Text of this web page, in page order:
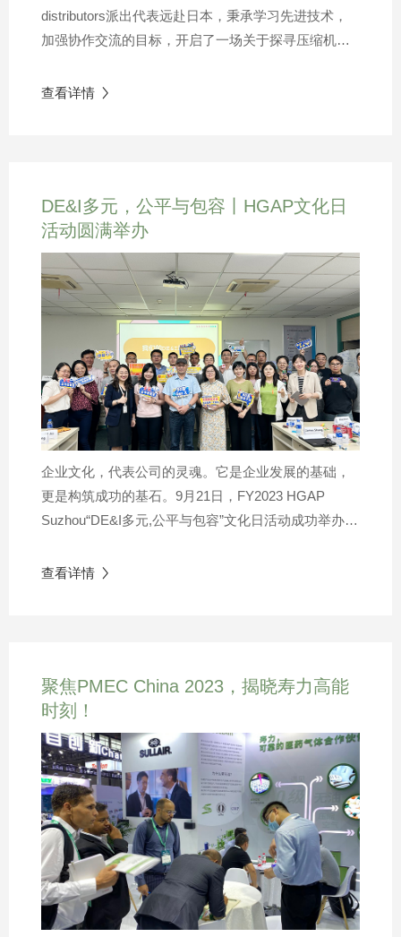
distributors派出代表远赴日本，秉承学习先进技术，
加强协作交流的目标，开启了一场关于探寻压缩机创
表们来到了日立产机清水事业所。大家在这里了解了
统。目前，国内对大型无油机的需求量与日俱增。为
充分了解大型无油机机头的设计与生产，distributor代
表们来到了本次行程第二站——土浦工厂。作为日立
集团大型无油机的生产基地，土浦工厂设有研发中心
用于各种基础研究及应用研究的技术开发。从研发到
设计，从生产到试验，土浦工厂关于大型无油机技术
的经验探索，为经销商代表们提供了全新的视野与思
路。除参观了两座先进生产基地，distributor代表们还
参观了日立产机总部大楼，HIES总裁兼CEO，
Takeuchi-san (Charlie)和分管空压机版块的执行常务
Tanaka-san (Henry)亲切接待了大家，并进行了深入的
交流，与经销商伙伴就产业发展趋势、中国市场情况
变化及压缩机应用需求等话题展开热烈讨论，为企业
未来发展谋划新蓝图。在丰富的研学之旅结束后，
之行。在学习先进产品技术的同时，切身感受日本的
查看详情 
DE&I多元，公平与包容丨HGAP文化日
活动圆满举办
企业文化，代表公司的灵魂。它是企业发展的基础，
更是构筑成功的基石。9月21日，FY2023 HGAP
Suzhou“DE&I多元,公平与包容”文化日活动成功举办。
企业文化，走进Diversity (多元），Equity (公平）&
立自成立之初，就通过使命、价值观和愿景将多元、
公平与包容嵌入了它的DNA之中，并把DE&I作为集团
业务战略重要的组成部分。如今HGAP成功将DE&I传
承延续，在工作中处处体现多元、公平与包容。对企
业而言，多元的团队更具有创新精神，有助于增强创
造力、复杂问题的解决和决策力；公平的竞争环境让
成员都有同样的机会去蓬勃发展，进而获得更高的认
同感和满足感，降低人员流动风险，提升企业的可持
续发展力；而包容的工作环境能真正让员工感到受重
视、被尊重和被公平对待，有助于大幅提升员工的工
作满意度、敬业度和工作效率，增加产能和提升盈利
查看详情 
聚焦PMEC China 2023，揭晓寿力高能
时刻！